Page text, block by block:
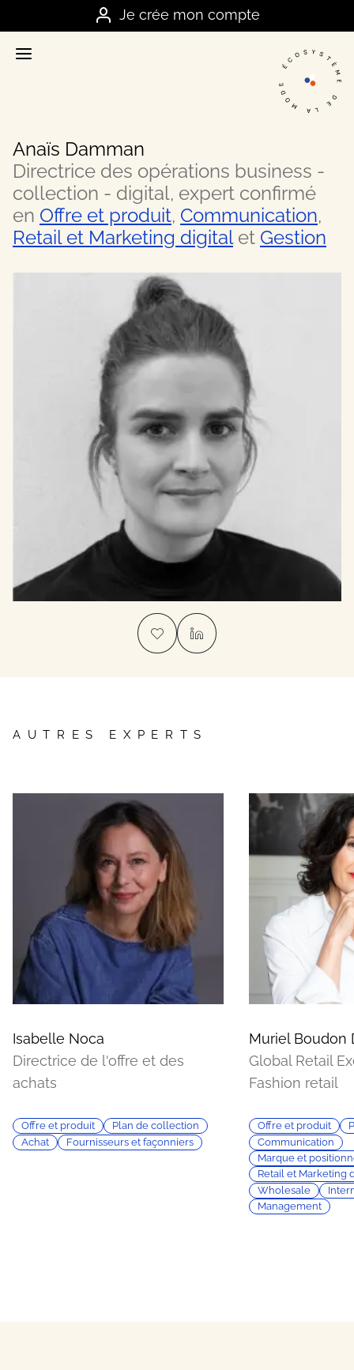
Je crée mon compte
Je me connecte
Accueil
La plateforme stratégique des marques
Ressources
Nos meilleurs conseils business
Offres
Les bons plans et actualités du secteur
Anaïs Damman
Directrice des opérations business -
collection - digital, expert confirmé
en Offre et produit, Communication,
Retail et Marketing digitalet Gestion
AUTRES EXPERTS
Isabelle Noca
Directrice de l'offre et des
achats
Offre et produit
Plan de collection
Achat
Fournisseurs et façonniers
Muriel Boudon
Global Retail
Fashion retail
Offre et produit
Communication
Marque et
Retail et Marketing
Wholesale
Management